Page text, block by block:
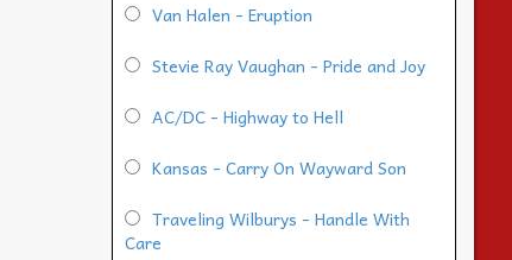
Van Halen - Eruption
Stevie Ray Vaughan - Pride and Joy
AC/DC - Highway to Hell
Kansas - Carry On Wayward Son
Traveling Wilburys - Handle With
Care